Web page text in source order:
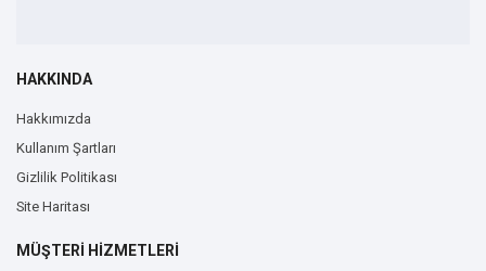
HAKKINDA
Hakkımızda
Kullanım Şartları
Gizlilik Politikası
Site Haritası
MÜŞTERİ HİZMETLERİ